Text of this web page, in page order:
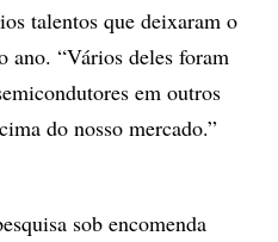
talentos que deixaram o
“Vários deles foram
em outros
do nosso mercado.”
sob encomenda